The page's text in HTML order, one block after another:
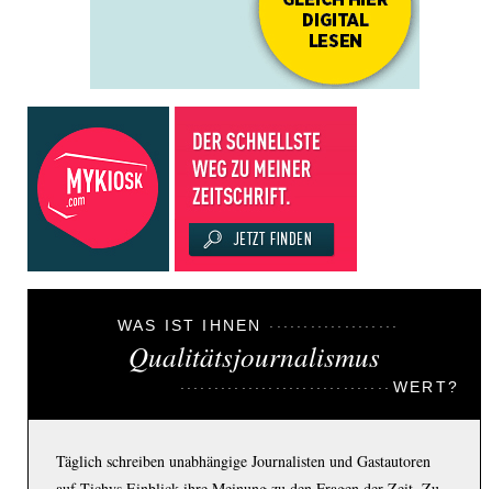
WAS IST IHNEN
Qualitätsjournalismus
WERT?
Täglich schreiben unabhängige Journalisten und Gastautoren